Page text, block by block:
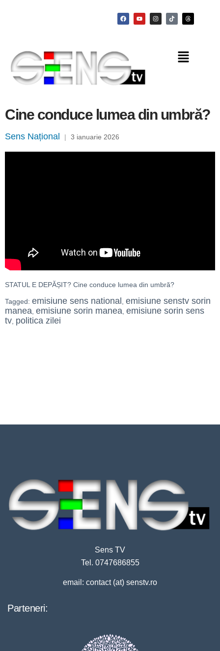
Cine conduce lumea din umbră?
Sens Național | 3 ianuarie 2026
STATUL E DEPĂȘIT? Cine conduce lumea din umbră?
Tagged: emisiune sens national emisiune senstv sorin
manea emisiune sorin manea emisiune sorin sens
tv politica zilei
Sens TV
Tel. 0747686855
email: contact (at) senstv.ro
Parteneri: